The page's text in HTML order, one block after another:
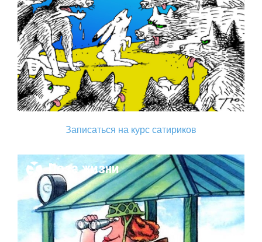
Записаться на курс сатириков
Поза жизни